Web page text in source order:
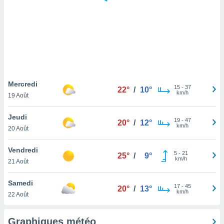
notre
que
et que
Mercredi
19 Août
22° / 10° 15- 37
km/h
Jeudi
20 Août
20° / 12° 19- 47
km/h
Vendredi
21 Août
25° / 9° 5- 21
km/h
Samedi
22 Août
20° / 13° 17- 45
km/h
Graphiques météo